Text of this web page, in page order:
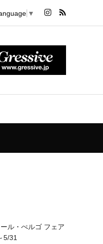
▼
ル・ぺルゴ フェア
5/31